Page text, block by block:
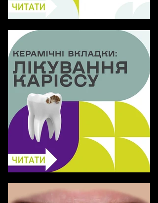
Особливе мерехтіння
зуба: Золотий пінлей
Лікування карієсу: